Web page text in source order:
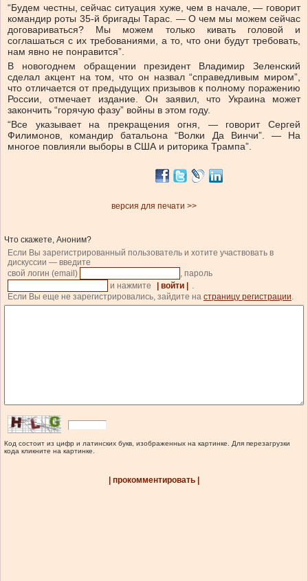
“Будем честны, сейчас ситуация хуже, чем в начале, — говорит
командир роты 35-й бригады Тарас. — О чем мы можем сейчас
договариваться? Мы можем только кивать головой и
соглашаться с их требованиями, а то, что они будут требовать,
нам явно не понравится”.
В новогоднем обращении президент Владимир Зеленский
сделал акцент на том, что он назвал “справедливым миром”,
что отличается от предыдущих призывов к полному поражению
России, отмечает издание. Он заявил, что Украина может
закончить “горячую фазу” войны в этом году.
“Все указывает на прекращения огня, — говорит Сергей
Филимонов, командир батальона “Волки Да Винчи”. — На
многое повлияли выборы в США и риторика Трампа”.
версия для печати >>
Что скажете, Аноним?
Если Вы зарегистрированный пользователь и хотите участвовать в
дискуссии — введите
свой логин (email)
, пароль
и нажмите
| войти |
.
Если Вы еще не зарегистрировались, зайдите на страницу регистрации.
Код состоит из цифр и латинских букв, изображенных на картинке. Для перезагрузки
кода кликните на картинке.
| прокомментировать |